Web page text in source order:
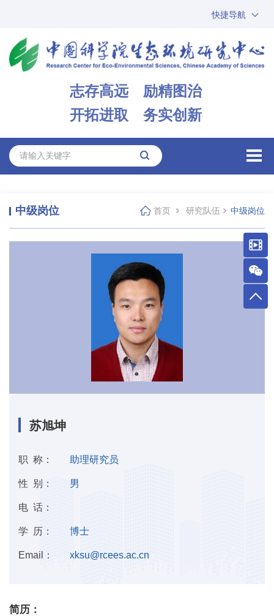
快捷导航
ARP
邮箱
志存高远 励精图治
开拓进取 务实创新
中级岗位 首页 研究队伍 中级岗位
苏旭坤
职 称： 助理研究员
性 别： 男
电 话：
学 历： 博士
Email： xksu@rcees.ac.cn
简历：